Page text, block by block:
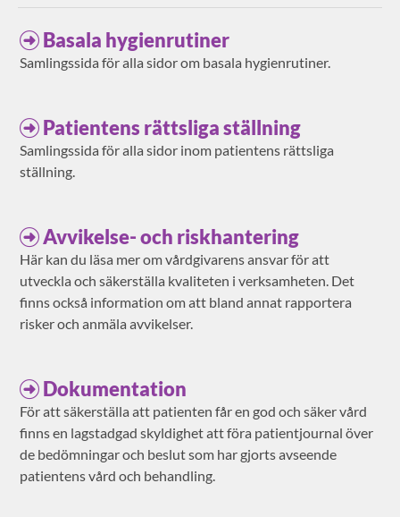
Basala hygienrutiner
Samlingssida för alla sidor om basala hygienrutiner.
Patientens rättsliga ställning
Samlingssida för alla sidor inom patientens rättsliga
ställning.
Avvikelse- och riskhantering
Här kan du läsa mer om vårdgivarens ansvar för att
utveckla och säkerställa kvaliteten i verksamheten. Det
finns också information om att bland annat rapportera
risker och anmäla avvikelser.
Dokumentation
För att säkerställa att patienten får en god och säker vård
finns en lagstadgad skyldighet att föra patientjournal över
de bedömningar och beslut som har gjorts avseende
patientens vård och behandling.